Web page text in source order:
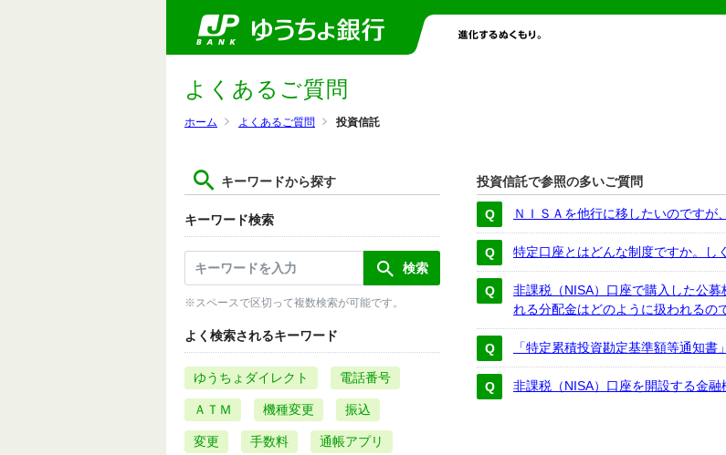
ホーム よくあるご質問 投資信託
よくあるご質問
キーワードから探す
キーワード検索
※スペースで区切って複数検索が可能です。
よく検索されるキーワード
ゆうちょダイレクト 電話番号
ＡＴＭ 機種変更 振込
変更 手数料 通帳アプリ
投資信託で参照の多いご質問
ＮＩＳＡを他行に移したいのですが
特定口座とはどんな制度ですか。し
非課税（NISA）口座で購入した公
れる分配金はどのように扱われるの
「特定累積投資勘定基準額等通知書
非課税（NISA）口座を開設する金